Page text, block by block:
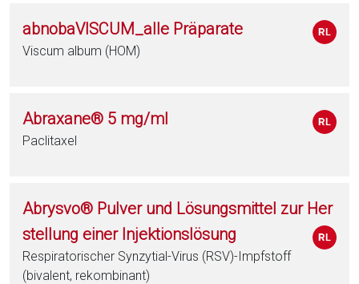
abnobaVISCUM_alle Präparate
Viscum album (HOM)
Abraxane® 5 mg/ml
Paclitaxel
Abrysvo® Pulver und Lösungsmittel zur Her
stellung einer Injektionslösung
Respiratorischer Synzytial-Virus (RSV)-Impfstoff
(bivalent, rekombinant)